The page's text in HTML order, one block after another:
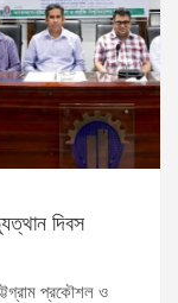
দিবস
প্রকৌশল ও